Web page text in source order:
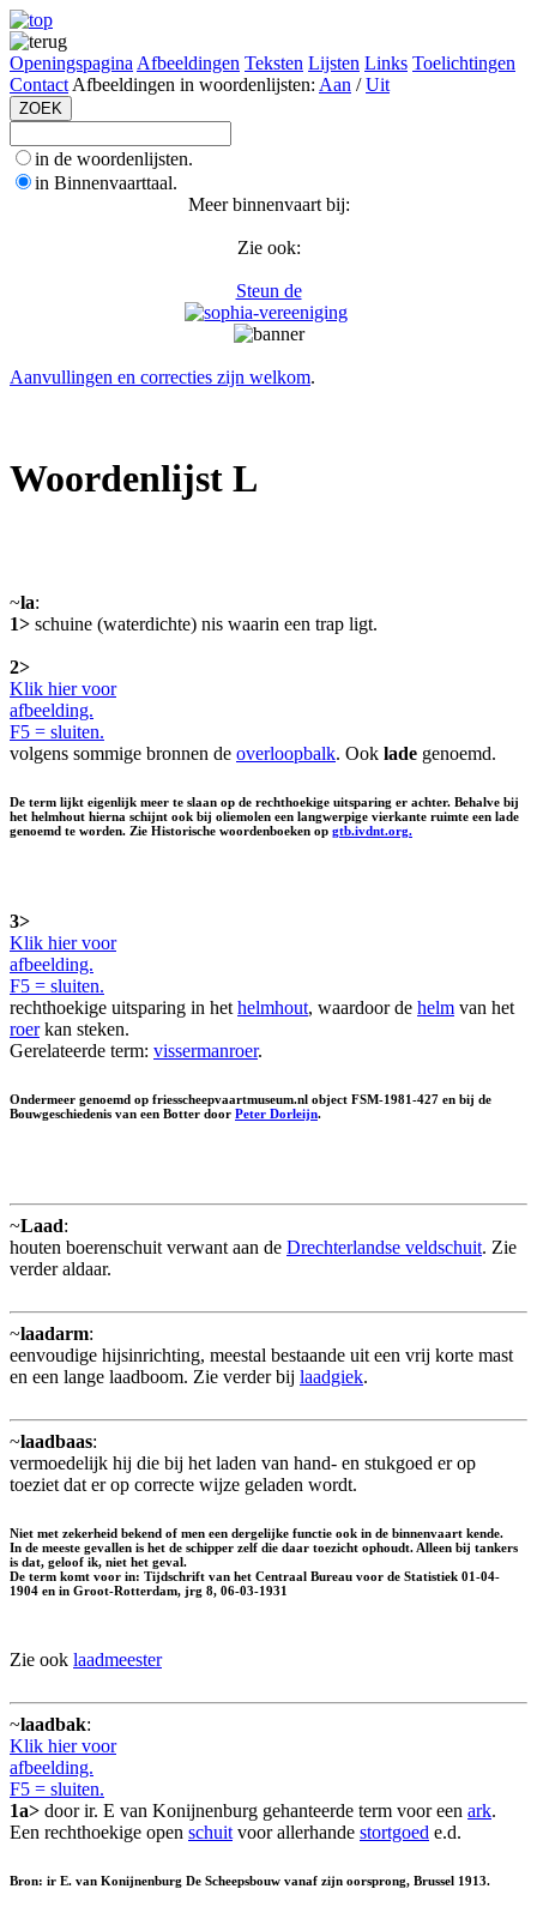
Openingspagina Afbeeldingen Teksten Lijsten Links Toelichtingen
Contact Afbeeldingen in woordenlijsten: Aan /Uit
in de woordenlijsten.
in Binnenvaarttaal.
Meer binnenvaart bij:
Zie ook:
Steun de
Aanvullingen en correcties zijn welkom.
Woordenlijst L
~la:
1> schuine (waterdichte) nis waarin een trap ligt.
2>
Klik hier voor
afbeelding.
F5 = sluiten.
volgens sommige bronnen de overloopbalk. Ook lade genoemd.
De term lijkt eigenlijk meer te slaan op de rechthoekige uitsparing er achter. Behalve bij
het helmhout hierna schijnt ook bij oliemolen een langwerpige vierkante ruimte een lade
genoemd te worden. Zie Historische woordenboeken op gtb.ivdnt.org.
3>
Klik hier voor
afbeelding.
F5 = sluiten.
rechthoekige uitsparing in het helmhout, waardoor de helm van het
roerkan steken.
Gerelateerde term: vissermanroer.
Ondermeer genoemd op friesscheepvaartmuseum.nl object FSM-1981-427 en bij de
Bouwgeschiedenis van een Botter door Peter Dorleijn.
~Laad:
houten boerenschuit verwant aan de Drechterlandse veldschuit. Zie
verder aldaar.
~laadarm:
eenvoudige hijsinrichting, meestal bestaande uit een vrij korte mast
en een lange laadboom. Zie verder bij laadgiek.
~laadbaas:
vermoedelijk hij die bij het laden van hand- en stukgoed er op
toeziet dat er op correcte wijze geladen wordt.
Niet met zekerheid bekend of men een dergelijke functie ook in de binnenvaart kende.
In de meeste gevallen is het de schipper zelf die daar toezicht ophoudt. Alleen bij tankers
is dat, geloof ik, niet het geval.
De term komt voor in: Tijdschrift van het Centraal Bureau voor de Statistiek 01-04-
1904 en in Groot-Rotterdam, jrg 8, 06-03-1931
Zie ook laadmeester
~laadbak:
Klik hier voor
afbeelding.
F5 = sluiten.
1a> door ir. E van Konijnenburg gehanteerde term voor een ark.
Een rechthoekige open schuit voor allerhande stortgoed e.d.
Bron: ir E. van Konijnenburg De Scheepsbouw vanaf zijn oorsprong, Brussel 1913.